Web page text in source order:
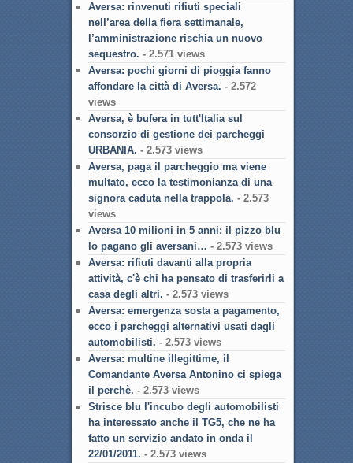
Aversa: rinvenuti rifiuti speciali
nell’area della fiera settimanale,
l’amministrazione rischia un nuovo
sequestro. - 2.571 views
Aversa: pochi giorni di pioggia fanno
affondare la città di Aversa. - 2.572
views
Aversa, è bufera in tutt'Italia sul
consorzio di gestione dei parcheggi
URBANIA. - 2.573 views
Aversa, paga il parcheggio ma viene
multato, ecco la testimonianza di una
signora caduta nella trappola. - 2.573
views
Aversa 10 milioni in 5 anni: il pizzo blu
lo pagano gli aversani… - 2.573 views
Aversa: rifiuti davanti alla propria
attività, c'è chi ha pensato di trasferirli a
casa degli altri. - 2.573 views
Aversa: emergenza sosta a pagamento,
ecco i parcheggi alternativi usati dagli
automobilisti. - 2.573 views
Aversa: multine illegittime, il
Comandante Aversa Antonino ci spiega
il perchè. - 2.573 views
Strisce blu l'incubo degli automobilisti
ha interessato anche il TG5, che ne ha
fatto un servizio andato in onda il
22/01/2011. - 2.573 views